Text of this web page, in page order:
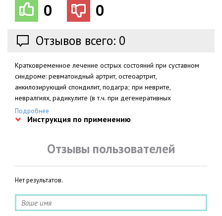
0 0
Отзывов всего: 0
Кратковременное лечение острых состояний при суставном
синдроме: ревматоидный артрит, остеоартрит,
анкилозирующий спондилит, подагра; при неврите,
невралгиях, радикулите (в т.ч. при дегенеративных
заболеваниях позвоночника); спортивные травмы.
Подробнее
Инструкция по применению
Отзывы пользователей
Нет результатов.